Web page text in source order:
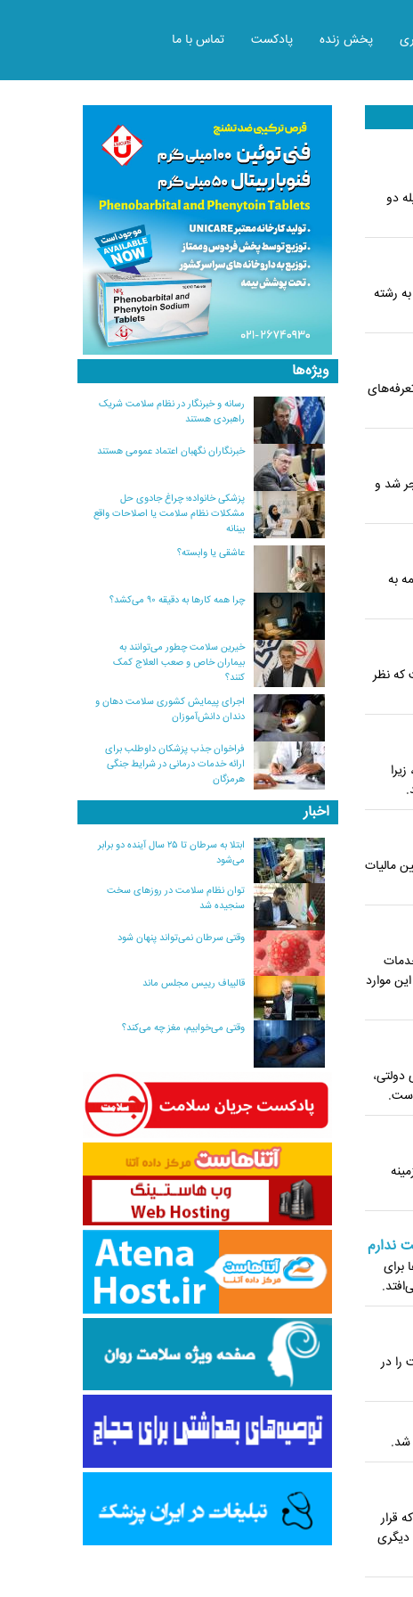
پخش زنده پادکست تماس با ما
دو
رشته
داد و گفت: تعرفه‌های
شد و
عالی بیمه به
که نظر
مالیات
‏موارد
ندارم
برای
را در
شد.
قرار
دیگری
ویژه‌ها
رسانه و خبرنگار در نظام سلامت شریک
راهبردی هستند
خبرنگاران نگهبان اعتماد عمومی هستند
پزشکی خانواده؛ چراغ جادوی حل
مشکلات نظام سلامت یا اصلاحات واقع
بینانه
عاشقی یا وابسته؟
چرا همه کارها به دقیقه ۹۰ می‌کشد؟
خیرین سلامت چطور می‌توانند به
بیماران خاص و صعب العلاج کمک
کنند؟
اجرای پیمایش کشوری سلامت دهان و
دندان دانش‌آموزان
فراخوان جذب پزشکان داوطلب برای
ارائه خدمات درمانی در شرایط جنگی
هرمزگان
اخبار
ابتلا به سرطان تا ۲۵ سال آینده دو برابر
می‌شود
توان نظام سلامت در روزهای سخت
سنجیده شد
وقتی سرطان نمی‌تواند پنهان شود
قالیباف رییس مجلس ماند
وقتی می‌خوابیم، مغز چه می‌کند؟